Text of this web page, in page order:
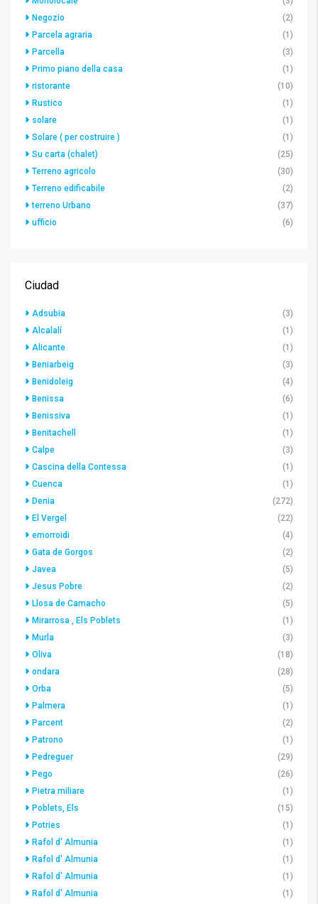
Negozio
(2)
Parcela agraria
(1)
Parcella
(3)
Primo piano della casa
(1)
ristorante
(10)
Rustico
(1)
solare
(1)
Solare ( per costruire )
(1)
Su carta (chalet)
(25)
Terreno agricolo
(30)
Terreno edificabile
(2)
terreno Urbano
(37)
ufficio
(6)
Ciudad
Adsubia
(3)
Alcalalí
(1)
Alicante
(1)
Beniarbeig
(3)
Benidoleig
(4)
Benissa
(6)
Benissiva
(1)
Benitachell
(1)
Calpe
(3)
Cascina della Contessa
(1)
Cuenca
(1)
Denia
(272)
El Vergel
(22)
emorroidi
(4)
Gata de Gorgos
(2)
Javea
(5)
Jesus Pobre
(2)
Llosa de Camacho
(5)
Mirarrosa , Els Poblets
(1)
Murla
(3)
Oliva
(18)
ondara
(28)
Orba
(5)
Palmera
(1)
Parcent
(2)
Patrono
(1)
Pedreguer
(29)
Pego
(26)
Pietra miliare
(1)
Poblets, Els
(15)
Potries
(1)
Rafol d' Almunia
(1)
Rafol d' Almunia
(1)
Rafol d' Almunia
(1)
Rafol d' Almunia
(1)